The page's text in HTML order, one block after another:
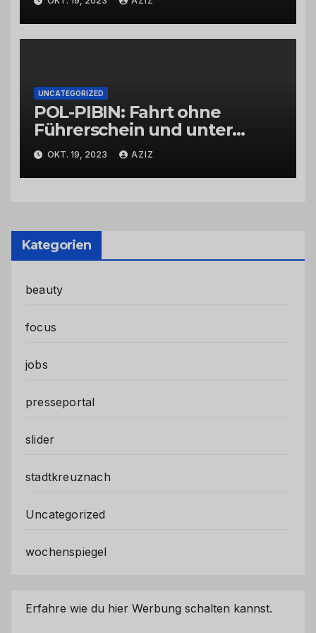
UNCATEGORIZED
POL-PIBIN: Fahrt ohne
Führerschein und unter
Einfluss von Drogen
OKT. 19, 2023 AZIZ
Kategorien
beauty
focus
jobs
presseportal
slider
stadtkreuznach
Uncategorized
wochenspiegel
Erfahre wie du hier Werbung schalten kannst.